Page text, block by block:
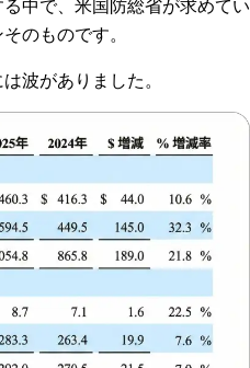
中で、米国防総省が求めてい
のものです。
波がありました。